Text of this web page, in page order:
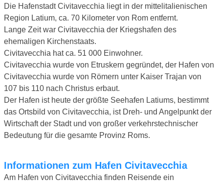
Die Hafenstadt Civitavecchia liegt in der mittelitalienischen
Region Latium, ca. 70 Kilometer von Rom entfernt.
Lange Zeit war Civitavecchia der Kriegshafen des
ehemaligen Kirchenstaats.
Civitavecchia hat ca. 51 000 Einwohner.
Civitavecchia wurde von Etruskern gegründet, der Hafen von
Civitavecchia wurde von Römern unter Kaiser Trajan von
107 bis 110 nach Christus erbaut.
Der Hafen ist heute der größte Seehafen Latiums, bestimmt
das Ortsbild von Civitavecchia, ist Dreh- und Angelpunkt der
Wirtschaft der Stadt und von großer verkehrstechnischer
Bedeutung für die gesamte Provinz Roms.
Informationen zum Hafen Civitavecchia
Am Hafen von Civitavecchia finden Reisende ein